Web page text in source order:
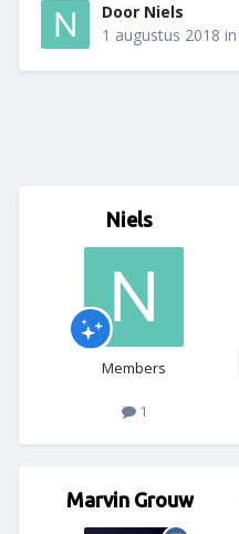
Door Niels
1 augustus 2018 in
Niels
Members
1
Marvin Grouw